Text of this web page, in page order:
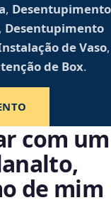
, Desentupimento
Desentupimento
de Vaso,
de Box.
com um
de mim